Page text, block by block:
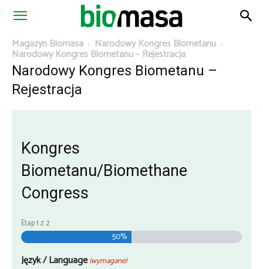
Magazyn
Biomasa
Magazyn Biomasa Narodowy Kongres Biometanu
Narodowy Kongres Biometanu – Rejestracja
Narodowy Kongres Biometanu –
Rejestracja
Kongres
Biometanu/Biomethane
Congress
Etap1z2
50%
Język / Language(wymagane)